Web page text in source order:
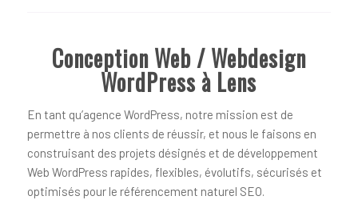
Conception Web / Webdesign
WordPress à Lens
En tant qu’agence WordPress, notre mission est de
permettre à nos clients de réussir, et nous le faisons en
construisant des projets désignés et de développement
Web WordPress rapides, flexibles, évolutifs, sécurisés et
optimisés pour le référencement naturel SEO.